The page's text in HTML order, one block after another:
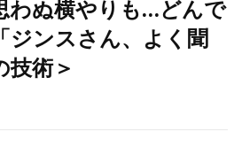
わぬ横やりも…どんで
ジンスさん、よく聞
技術＞